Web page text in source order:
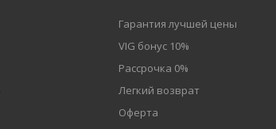
Гарантия лучшей цены
VIG бонус 10%
Рассрочка 0%
Легкий возврат
Оферта